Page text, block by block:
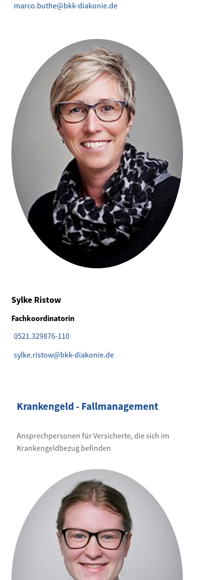
marco.buthe@bkk-diakonie.de
Sylke Ristow
Fachkoordinatorin
0521.329876-110
sylke.ristow@bkk-diakonie.de
Krankengeld - Fallmanagement
Ansprechpersonen für Versicherte, die sich im
Krankengeldbezug befinden